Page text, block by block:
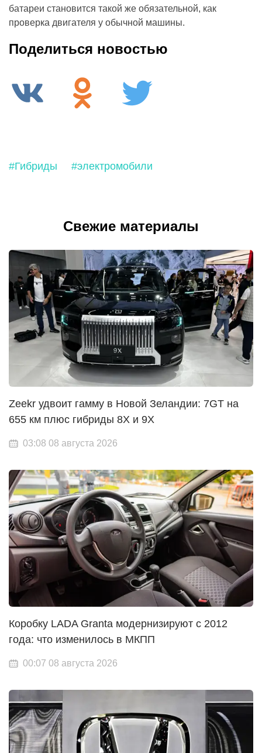
батареи становится такой же обязательной, как
проверка двигателя у обычной машины.
Поделиться новостью
#Гибриды #электромобили
Свежие материалы
Zeekr удвоит гамму в Новой Зеландии: 7GT на
655 км плюс гибриды 8X и 9X
03:08 08 августа 2026
Коробку LADA Granta модернизируют с 2012
года: что изменилось в МКПП
00:07 08 августа 2026